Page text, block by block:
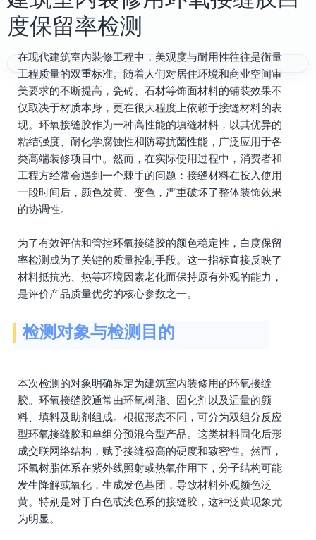
度保留率检测
在现代建筑室内装修工程中，美观度与耐用性往往是衡量
工程质量的双重标准。随着人们对居住环境和商业空间审
美要求的不断提高，瓷砖、石材等饰面材料的铺装效果不
仅取决于材质本身，更在很大程度上依赖于接缝材料的表
现。环氧接缝胶作为一种高性能的填缝材料，以其优异的
粘结强度、耐化学腐蚀性和防霉抗菌性能，广泛应用于各
类高端装修项目中。然而，在实际使用过程中，消费者和
工程方经常会遇到一个棘手的问题：接缝材料在投入使用
一段时间后，颜色发黄、变色，严重破坏了整体装饰效果
的协调性。
为了有效评估和管控环氧接缝胶的颜色稳定性，白度保留
率检测成为了关键的质量控制手段。这一指标直接反映了
材料抵抗光、热等环境因素老化而保持原有外观的能力，
是评价产品质量优劣的核心参数之一。
检测对象与检测目的
本次检测的对象明确界定为建筑室内装修用的环氧接缝
胶。环氧接缝胶通常由环氧树脂、固化剂以及适量的颜
料、填料及助剂组成。根据形态不同，可分为双组分反应
型环氧接缝胶和单组分预混合型产品。这类材料固化后形
成交联网络结构，赋予接缝极高的硬度和致密性。然而，
环氧树脂体系在紫外线照射或热氧作用下，分子结构可能
发生降解或氧化，生成发色基团，导致材料外观颜色泛
黄。特别是对于白色或浅色系的接缝胶，这种泛黄现象尤
为明显。